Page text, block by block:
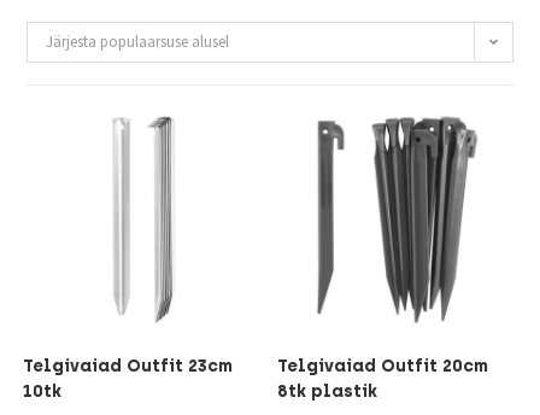
Järjesta populaarsuse alusel
Telgivaiad Outfit 23cm
10tk
Telgivaiad Outfit 20cm
8tk plastik